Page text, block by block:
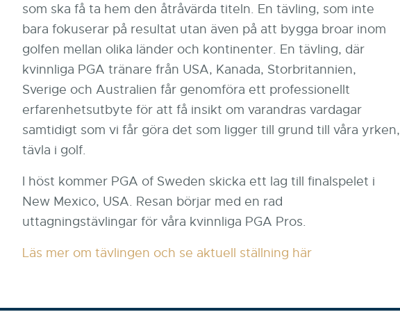
som ska få ta hem den åtråvärda titeln. En tävling, som inte
bara fokuserar på resultat utan även på att bygga broar inom
golfen mellan olika länder och kontinenter. En tävling, där
kvinnliga PGA tränare från USA, Kanada, Storbritannien,
Sverige och Australien får genomföra ett professionellt
erfarenhetsutbyte för att få insikt om varandras vardagar
samtidigt som vi får göra det som ligger till grund till våra yrken,
tävla i golf.
I höst kommer PGA of Sweden skicka ett lag till finalspelet i
New Mexico, USA. Resan börjar med en rad
uttagningstävlingar för våra kvinnliga PGA Pros.
Läs mer om tävlingen och se aktuell ställning här